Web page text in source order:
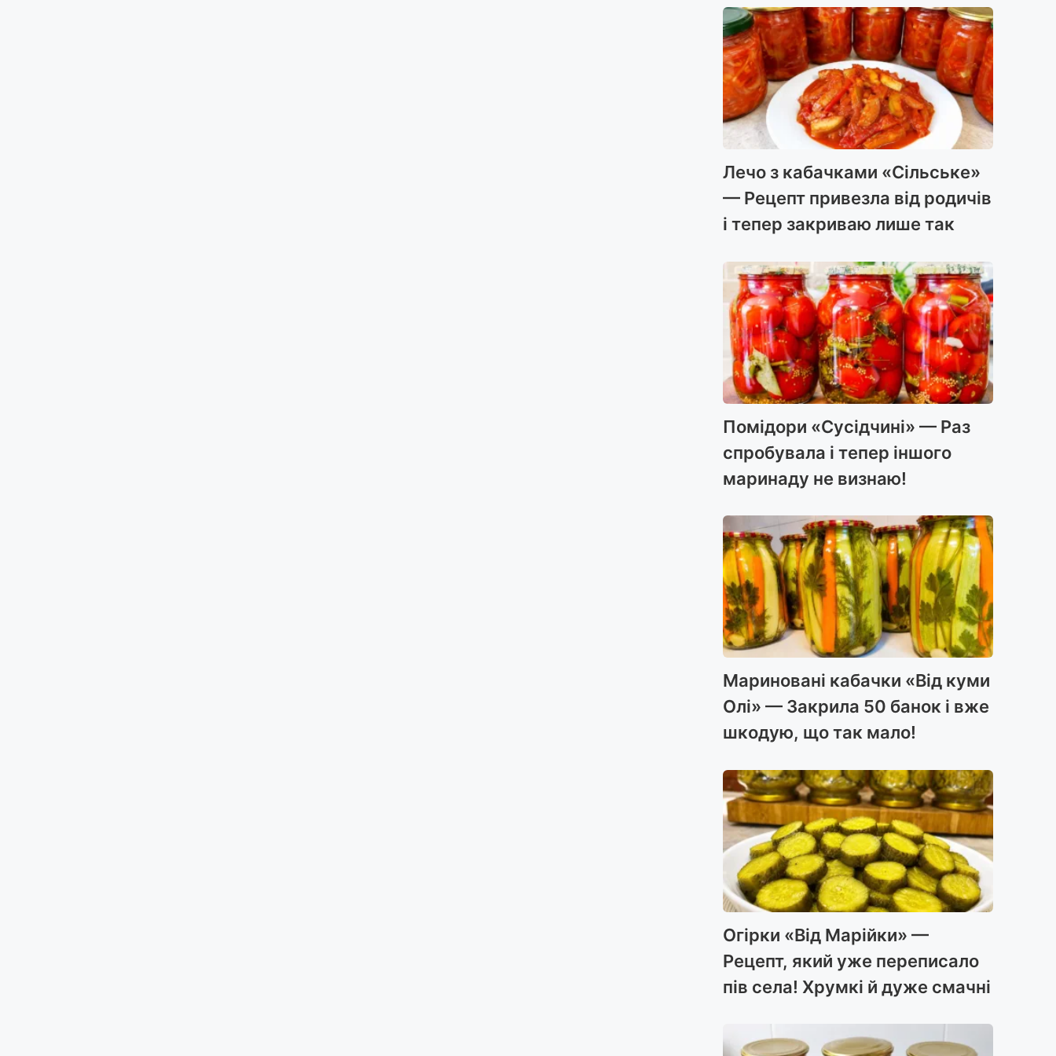
Лечо з кабачками «Сільське»
— Рецепт привезла від родичів
і тепер закриваю лише так
Помідори «Сусідчині» — Раз
спробувала і тепер іншого
маринаду не визнаю!
Мариновані кабачки «Від куми
Олі» — Закрила 50 банок і вже
шкодую, що так мало!
Огірки «Від Марійки» —
Рецепт, який уже переписало
пів села! Хрумкі й дуже смачні